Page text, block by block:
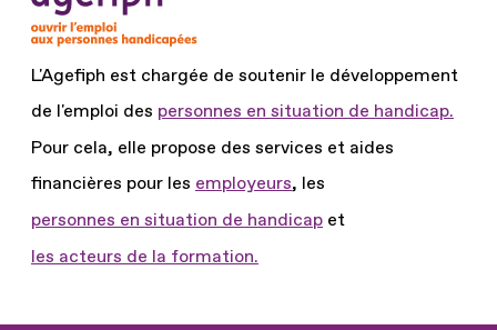
L'Agefiph est chargée de soutenir le développement
de l'emploi des personnes en situation de handicap.
Pour cela, elle propose des services et aides
financières pour les employeurs, les
personnes en situation de handicap et
les acteurs de la formation.